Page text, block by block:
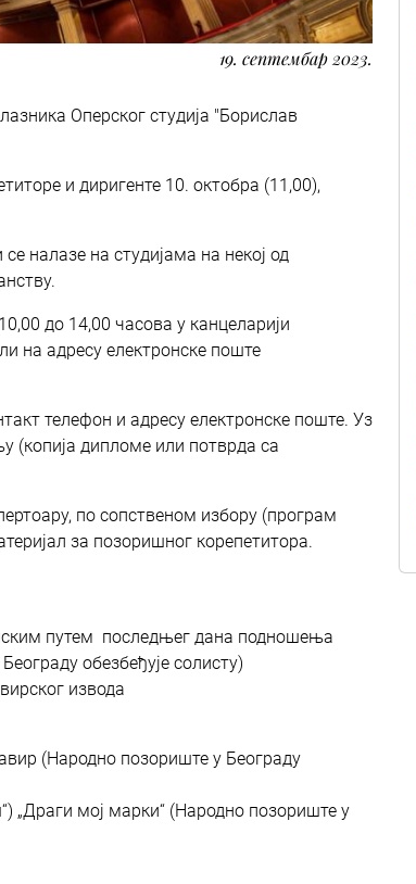
19. септембар 2023.
Оперског студија "Борислав
и диригенте 10. октобра (11,00),
налазе на студијама на некој од
до 14,00 часова у канцеларији
на адресу електронске поште
телефон и адресу електронске поште. Уз
(копија дипломе или потврда са
по сопственом избору (програм
за позоришног корепетитора.
путем последњег дана подношења
обезбеђује солисту)
извода
(Народно позориште у Београду
„Драги мој марки“ (Народно позориште у